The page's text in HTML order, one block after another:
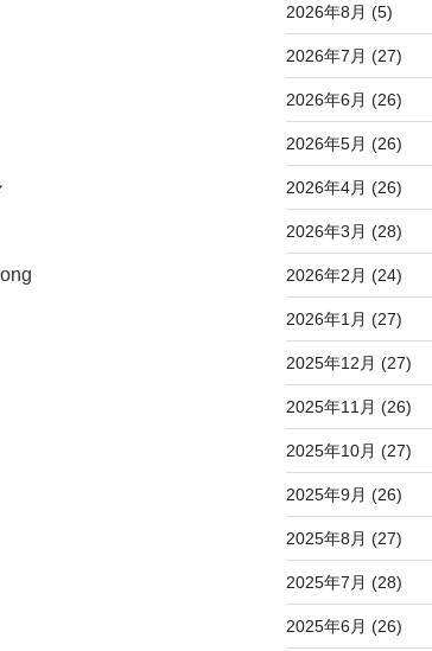
2026年8月 (5)
2026年7月 (27)
2026年6月 (26)
2026年5月 (26)
2026年4月 (26)
2026年3月 (28)
2026年2月 (24)
2026年1月 (27)
2025年12月 (27)
2025年11月 (26)
2025年10月 (27)
2025年9月 (26)
2025年8月 (27)
2025年7月 (28)
2025年6月 (26)